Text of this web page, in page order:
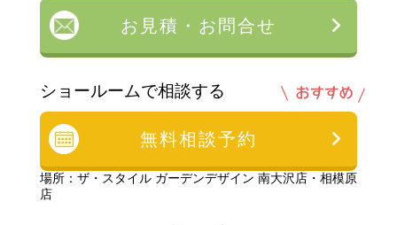
お見積・お問合せ
ショールームで相談する
無料相談予約
場所：ザ・スタイル ガーデンデザイン 南大沢店・相模原
店